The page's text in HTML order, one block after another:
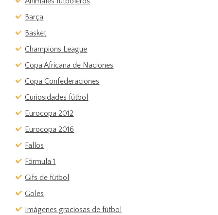
Barça
Basket
Champions League
Copa Africana de Naciones
Copa Confederaciones
Curiosidades fútbol
Eurocopa 2012
Eurocopa 2016
Fallos
Fórmula 1
Gifs de fútbol
Goles
Imágenes graciosas de fútbol